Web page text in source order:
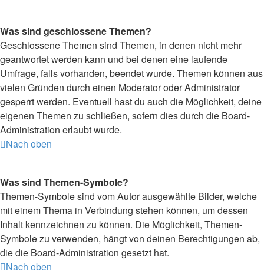
Was sind geschlossene Themen?
Geschlossene Themen sind Themen, in denen nicht mehr
geantwortet werden kann und bei denen eine laufende
Umfrage, falls vorhanden, beendet wurde. Themen können aus
vielen Gründen durch einen Moderator oder Administrator
gesperrt werden. Eventuell hast du auch die Möglichkeit, deine
eigenen Themen zu schließen, sofern dies durch die Board-
Administration erlaubt wurde.
Nach oben
Was sind Themen-Symbole?
Themen-Symbole sind vom Autor ausgewählte Bilder, welche
mit einem Thema in Verbindung stehen können, um dessen
Inhalt kennzeichnen zu können. Die Möglichkeit, Themen-
Symbole zu verwenden, hängt von deinen Berechtigungen ab,
die die Board-Administration gesetzt hat.
Nach oben